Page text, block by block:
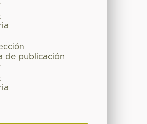
de publicación